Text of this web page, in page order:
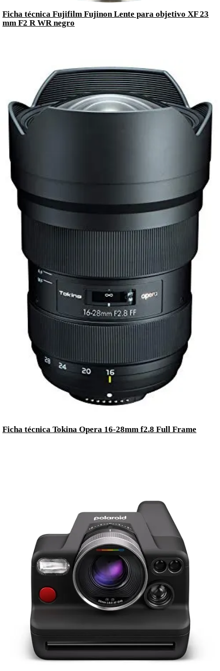
Ficha técnica Fujifilm Fujinon Lente para objetivo XF 23
mm F2 R WR negro
Ficha técnica Tokina Opera 16-28mm f2.8 Full Frame